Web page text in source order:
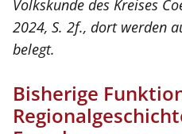
Volkskunde des Kreises
2024, S. 2f., dort werden
belegt.
Bisherige